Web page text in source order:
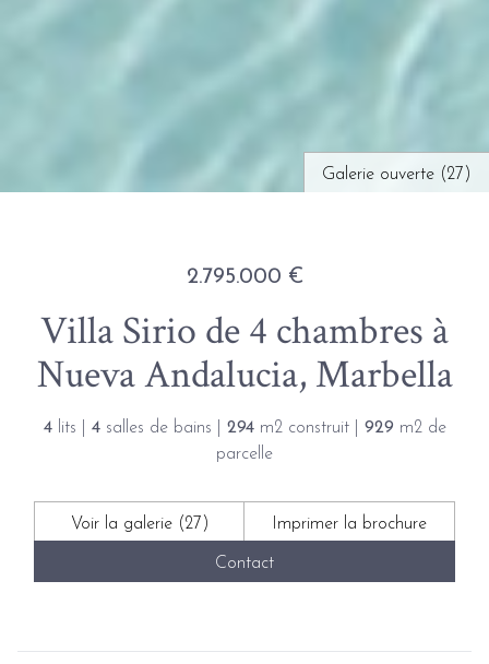
Galerie ouverte (27)
2.795.000 €
Villa Sirio de 4 chambres à
Nueva Andalucia, Marbella
4lits | 4salles de bains | 294m2 construit | 929 m2 de
parcelle
Voir la galerie (27) Imprimer la brochure
Contact